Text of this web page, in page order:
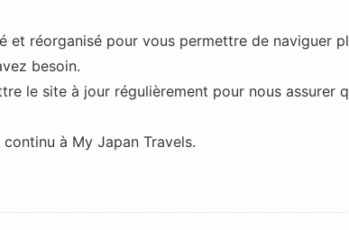
et réorganisé pour vous permettre de naviguer
besoin.
le site à jour régulièrement pour nous assurer
à My Japan Travels.